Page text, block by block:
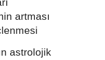
artması
astrolojik